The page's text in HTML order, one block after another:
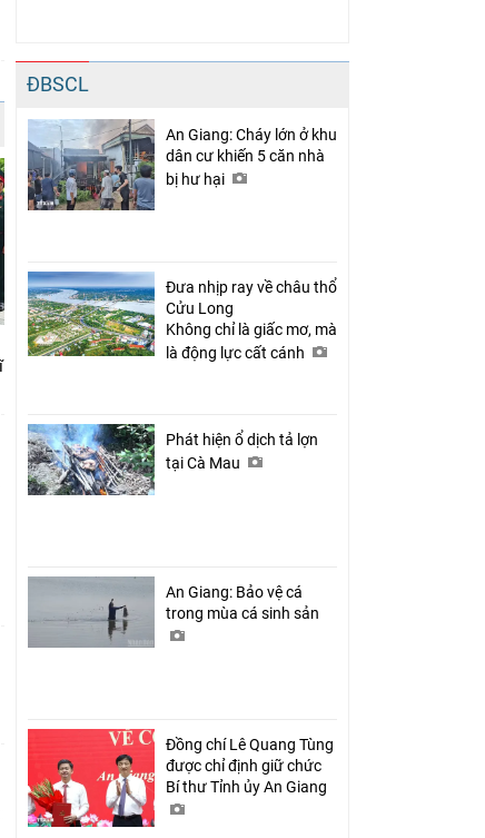
ĐBSCL
An Giang: Cháy lớn ở khu
dân cư khiến 5 căn nhà
bị hư hại
Đưa nhịp ray về châu thổ
Cửu Long
Không chỉ là giấc mơ, mà
là động lực cất cánh
Phát hiện ổ dịch tả lợn
tại Cà Mau
An Giang: Bảo vệ cá
trong mùa cá sinh sản
Đồng chí Lê Quang Tùng
được chỉ định giữ chức
Bí thư Tỉnh ủy An Giang